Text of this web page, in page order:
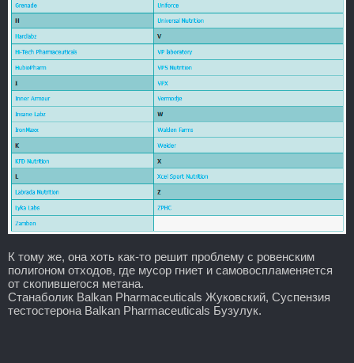
К тому же, она хоть как-то решит проблему с ровенским
полигоном отходов, где мусор гниет и самовоспламеняется
от скопившегося метана.
Станаболик Balkan Pharmaceuticals Жуковский, Суспензия
тестостерона Balkan Pharmaceuticals Бузулук.